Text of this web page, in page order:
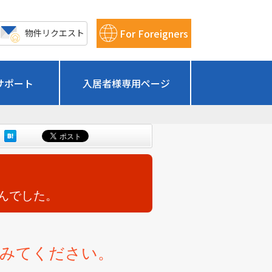
物件リクエスト For Foreigners
ポート 入居者様専用ページ
した。
てください。